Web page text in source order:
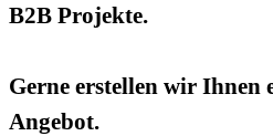
B2B Projekte.
Gerne erstellen wir Ihnen
Angebot.